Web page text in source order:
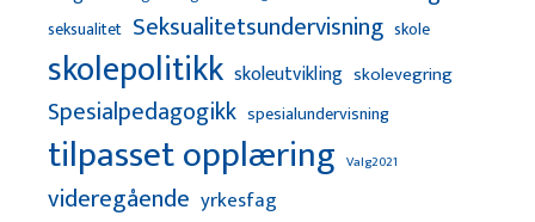
seksualitet Seksualitetsundervisning skole
skolepolitikk skoleutvikling skolevegring
Spesialpedagogikk spesialundervisning
tilpasset opplæring Valg2021
videregående yrkesfag